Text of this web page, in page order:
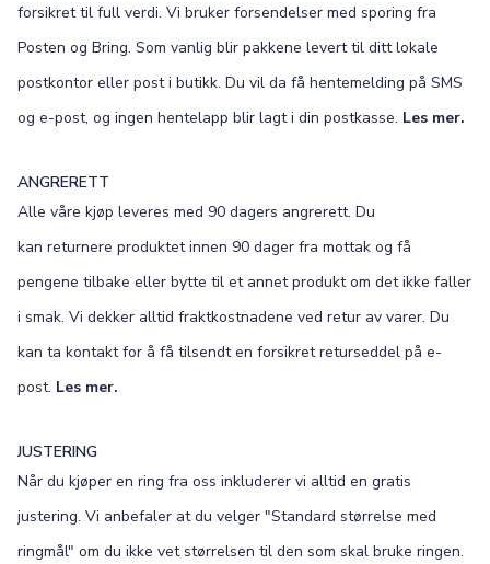
forsikret til full verdi. Vi bruker forsendelser med sporing fra
Posten og Bring. Som vanlig blir pakkene levert til ditt lokale
postkontor eller post i butikk. Du vil da få hentemelding på SMS
og e-post, og ingen hentelapp blir lagt i din postkasse. Les mer.
ANGRERETT
Alle våre kjøp leveres med 90 dagers angrerett. Du
kan returnere produktet innen 90 dager fra mottak og få
pengene tilbake eller bytte til et annet produkt om det ikke faller
i smak. Vi dekker alltid fraktkostnadene ved retur av varer. Du
kan ta kontakt for å få tilsendt en forsikret returseddel på e-
post. Les mer.
JUSTERING
Når du kjøper en ring fra oss inkluderer vi alltid en gratis
justering. Vi anbefaler at du velger "Standard størrelse med
ringmål" om du ikke vet størrelsen til den som skal bruke ringen.